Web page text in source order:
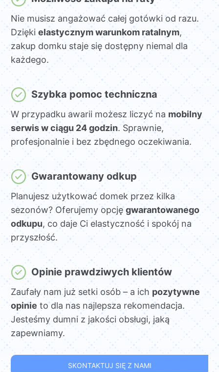
Nie musisz angażować całej gotówki od razu.
Dziękielastycznym warunkom ratalnym,
zakup domku staje się dostępny niemal dla
każdego.
Szybka pomoc techniczna
W przypadku awarii możesz liczyć na mobilny
serwis w ciągu 24 godzin. Sprawnie,
profesjonalnie i bez zbędnego oczekiwania.
Gwarantowany odkup
Planujesz użytkować domek przez kilka
sezonów? Oferujemy opcjęgwarantowanego
odkupu, co daje Ci elastyczność i spokój na
przyszłość.
Opinie prawdziwych klientów
Zaufały nam już setki osób – a ich pozytywne
opinie to dla nas najlepsza rekomendacja.
Jesteśmy dumni z jakości obsługi, jaką
zapewniamy.
SKONTAKTUJ SIĘ Z NAMI